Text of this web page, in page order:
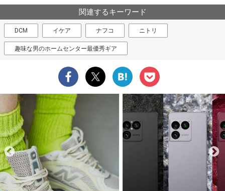
関連するキーワード
DCM イケア ナフコ ニトリ
趣味な男のホームセンター最優秀ギア